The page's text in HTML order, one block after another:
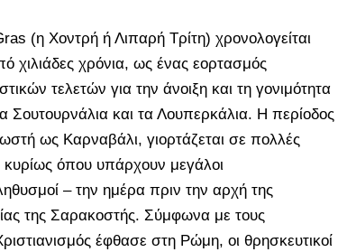
(η Χοντρή ή Λιπαρή Τρίτη) χρονολογείται
χιλιάδες χρόνια, ως ένας εορτασμός
τελετών για την άνοιξη και τη γονιμότητα
Σουτουρνάλια και τα Λουπερκάλια. Η περίοδος
ως Καρναβάλι, γιορτάζεται σε πολλές
όπου υπάρχουν μεγάλοι
– την ημέρα πριν την αρχή της
της Σαρακοστής. Σύμφωνα με τους
έφθασε στη Ρώμη, οι θρησκευτικοί